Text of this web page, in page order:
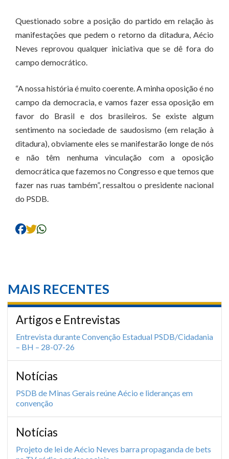
Questionado sobre a posição do partido em relação às
manifestações que pedem o retorno da ditadura, Aécio
Neves reprovou qualquer iniciativa que se dê fora do
campo democrático.
“A nossa história é muito coerente. A minha oposição é no
campo da democracia, e vamos fazer essa oposição em
favor do Brasil e dos brasileiros. Se existe algum
sentimento na sociedade de saudosismo (em relação à
ditadura), obviamente eles se manifestarão longe de nós
e não têm nenhuma vinculação com a oposição
democrática que fazemos no Congresso e que temos que
fazer nas ruas também”, ressaltou o presidente nacional
do PSDB.
MAIS RECENTES
Artigos e Entrevistas
Entrevista durante Convenção Estadual PSDB/Cidadania
– BH – 28-07-26
Notícias
PSDB de Minas Gerais reúne Aécio e lideranças em
convenção
Notícias
Projeto de lei de Aécio Neves barra propaganda de bets